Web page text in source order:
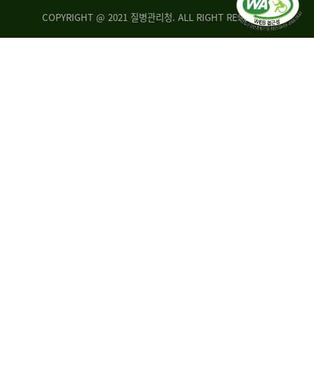
COPYRIGHT @ 2021 질병관리청. ALL RIGHT RESERVED